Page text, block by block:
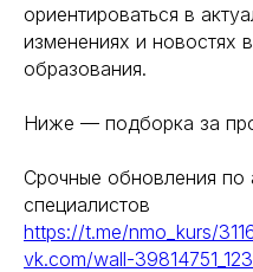
ориентироваться в
изменениях и новостях
образования.
Ниже — подборка за
Срочные обновления по
специалистов
https://t.me/nmo_kurs/
vk.com/wall-